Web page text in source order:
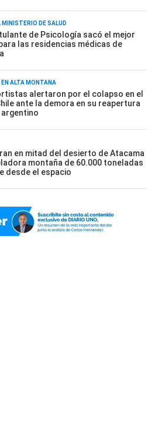
MINISTERIO DE SALUD
de Psicología sacó el mejor
las residencias médicas de
ALTA MONTAÑA
alertaron por el colapso en el
ante la demora en su reapertura
en mitad del desierto de Atacama
montaña de 60.000 toneladas
desde el espacio